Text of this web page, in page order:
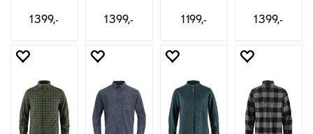
1 399,- 1 399,- 1 199,- 1 399,-